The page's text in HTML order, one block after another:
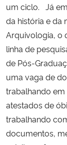
um ciclo. Já
da história e da
Arquivologia, o
linha de
de Pós-
uma vaga de
trabalhando
atestados de
trabalhando
documentos,